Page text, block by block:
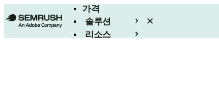
가격
솔루션
리소스